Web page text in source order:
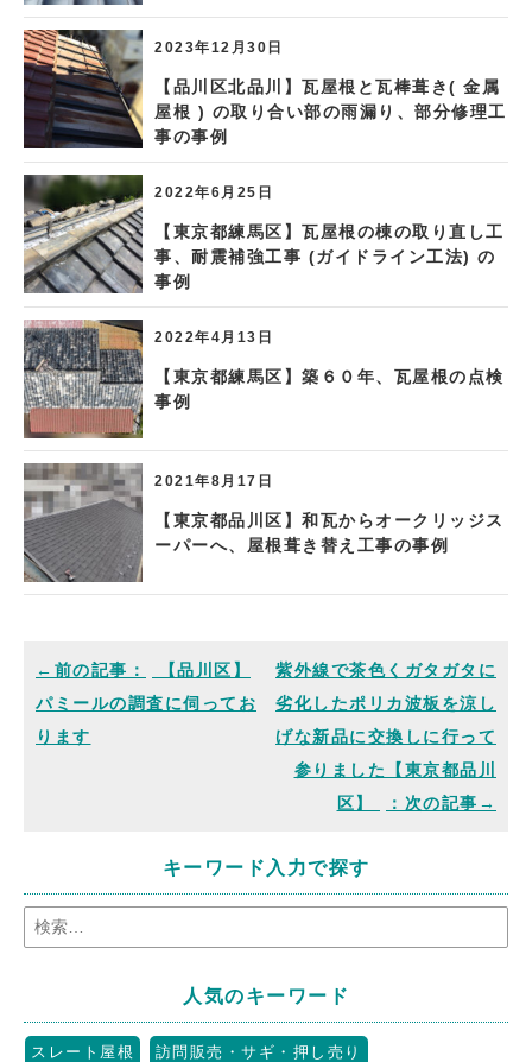
2023年12月30日
【品川区北品川】瓦屋根と瓦棒葺き( 金属
屋根 ) の取り合い部の雨漏り、部分修理工
事の事例
2022年6月25日
【東京都練馬区】瓦屋根の棟の取り直し工
事、耐震補強工事 (ガイドライン工法) の
事例
2022年4月13日
【東京都練馬区】築６０年、瓦屋根の点検
事例
2021年8月17日
【東京都品川区】和瓦からオークリッジス
ーパーへ、屋根葺き替え工事の事例
【品川区】
パミールの調査に伺ってお
ります
紫外線で茶色くガタガタに
劣化したポリカ波板を涼し
げな新品に交換しに行って
参りました【東京都品川
区】
キーワード入力で探す
人気のキーワード
スレート屋根
訪問販売・サギ・押し売り